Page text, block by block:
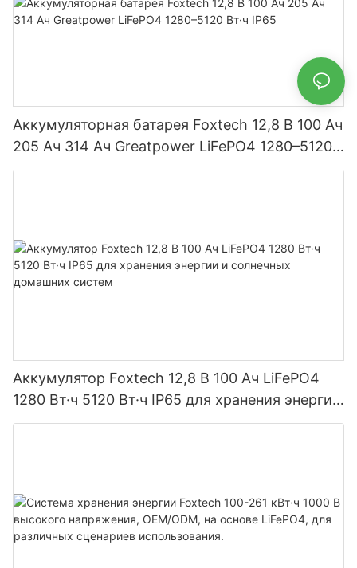
Аккумуляторная батарея Foxtech 12,8 В 100 Ач
205 Ач 314 Ач Greatpower LiFePO4 1280–5120
Вт·ч IP65
Аккумулятор Foxtech 12,8 В 100 Ач LiFePO4
1280 Вт·ч 5120 Вт·ч IP65 для хранения энергии
и солнечных домашних систем